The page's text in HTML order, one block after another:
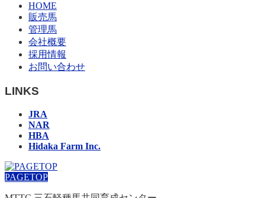
HOME
販売馬
管理馬
会社概要
採用情報
お問い合わせ
LINKS
JRA
NAR
HBA
Hidaka Farm Inc.
PAGETOP